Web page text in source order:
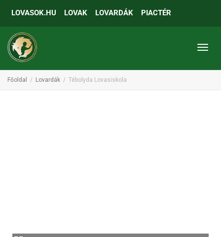
LOVASOK.HU LOVAK LOVARDÁK PIACTÉR
Főoldal Lovardák Tébolyda Lovasiskola